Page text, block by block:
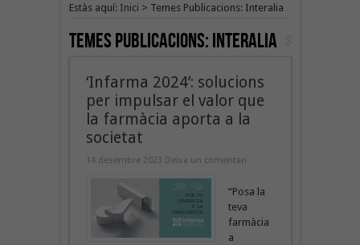
Estàs aquí: Inici > Temes Publicacions: Interalia
Temes Publicacions:Interalia
‘Infarma 2024’: solucions
per impulsar el valor que
la farmàcia aporta a la
societat
14 desembre 2023 Deixa un comentari
“Posa la
teva
farmàcia
a